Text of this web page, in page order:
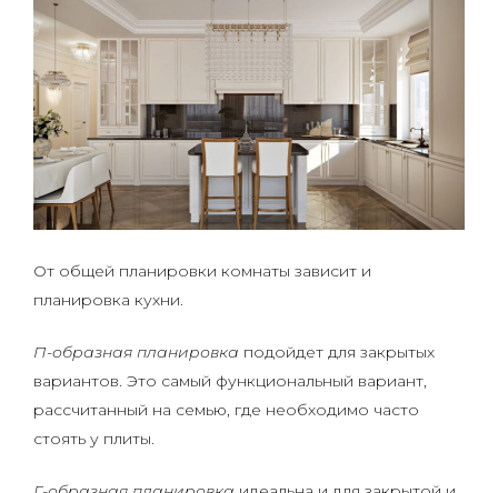
От общей планировки комнаты зависит и
планировка кухни.
П-образная планировка подойдет для закрытых
вариантов. Это самый функциональный вариант,
рассчитанный на семью, где необходимо часто
стоять у плиты.